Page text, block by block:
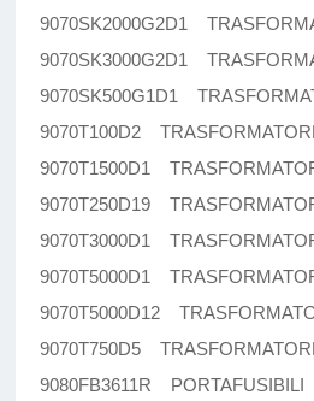
9070SK2000G2D1
9070SK3000G2D1
9070SK500G1D1
9070T100D2
9070T1500D1
9070T250D19
9070T3000D1
9070T5000D1
9070T5000D12
9070T750D5
9080FB3611R PORTAFUSIBILI